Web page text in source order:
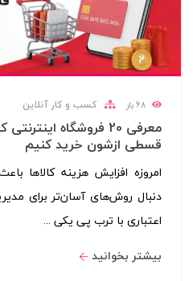
68بار کسب و کار آنلاین
معرفی 20 فروشگاه
قسطی ازشون خرید کنیم
امروزه افزایش هزینه کالاها
دنبال روش‌های آسان‌تر برای
اعتباری با ترب پی یکی ...
بیشتر بخوانید